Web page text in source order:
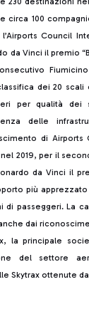
circa 100
Council
da Vinci il premio
dei 20 scali
per qualità dei
delle
di Airports
2019, per il
da Vinci il
più
di passeggeri. La
dai
la principale
del settore
Skytrax ottenute da